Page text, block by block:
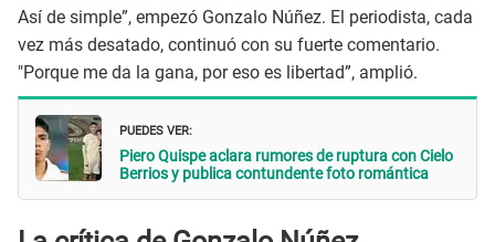
Así de simple”, empezó Gonzalo Núñez. El periodista, cada
vez más desatado, continuó con su fuerte comentario.
"Porque me da la gana, por eso es libertad”, amplió.
PUEDES VER:
Piero Quispe aclara rumores de ruptura con Cielo
Berrios y publica contundente foto romántica